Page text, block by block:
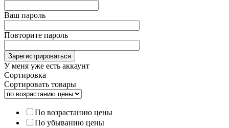
Ваш пароль
Повторите пароль
У меня уже есть аккаунт
Сортировка
Сортировать товары
По возрастанию цены
По убыванию цены